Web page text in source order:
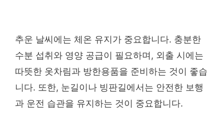
추운 날씨에는 체온 유지가 중요합니다. 충분한
수분 섭취와 영양 공급이 필요하며, 외출 시에는
따뜻한 옷차림과 방한용품을 준비하는 것이 좋습
니다. 또한, 눈길이나 빙판길에서는 안전한 보행
과 운전 습관을 유지하는 것이 중요합니다.